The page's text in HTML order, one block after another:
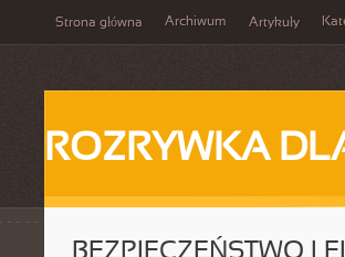
Strona główna Archiwum Artykuły
ROZRYWKA